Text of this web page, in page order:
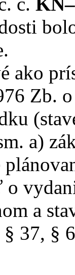
ako
Zb.
a)
a
37, §